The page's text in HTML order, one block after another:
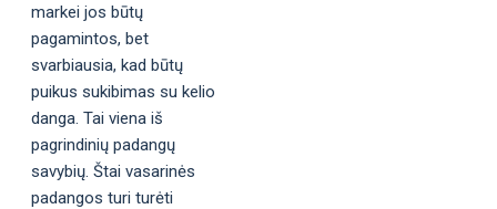
markei jos būtų
pagamintos, bet
svarbiausia, kad būtų
puikus sukibimas su kelio
danga. Tai viena iš
pagrindinių padangų
savybių. Štai vasarinės
padangos turi turėti